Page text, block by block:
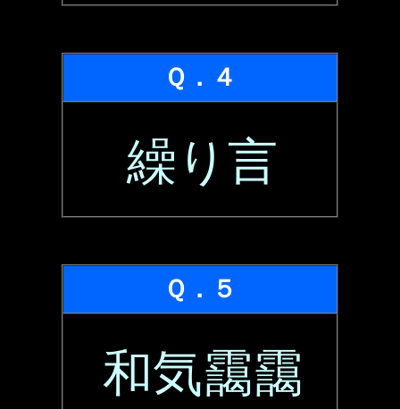
Ｑ．４
繰り言
Ｑ．５
和気靄靄